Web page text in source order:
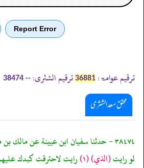
Report Error
ترقیم عوامۃ: 36881 ترقیم الشثری: --
38474
محقق سعد الشثری
٣٨٤٧٤ - حدثنا سفيان ابن عيينة عن
لو رايت(الذي)(١) رايت لاحترقت كبدك